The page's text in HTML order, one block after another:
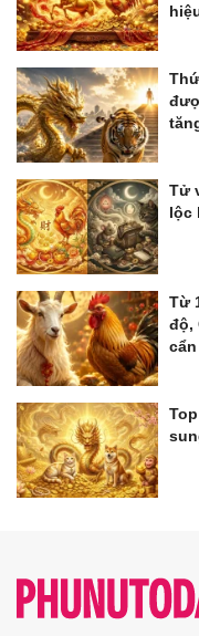
Tử
lộc
Từ
độ,